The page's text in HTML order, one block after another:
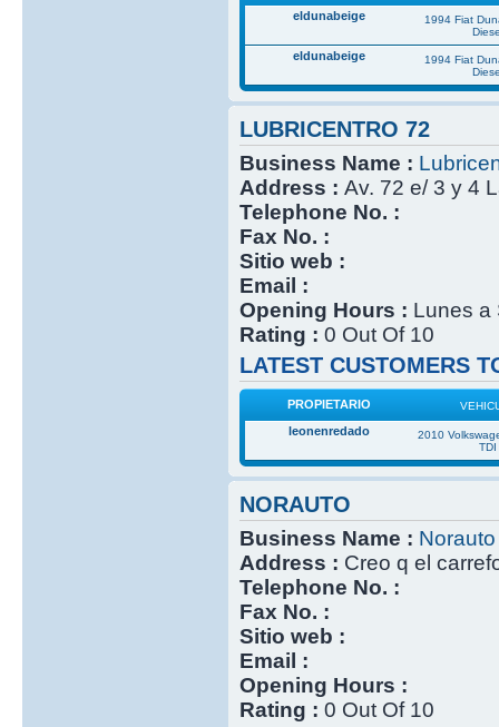
eldunabeige
1994 Fiat
eldunabeige
1994 Fiat
LUBRICENTRO 72
Business Name :
Address : Av. 72 e/ 3 y 4
Telephone No. :
Fax No. :
Sitio web :
Email :
Opening Hours : Lunes a
Rating : 0 Out Of 10
LATEST CUSTOMERS
PROPIETARIO
leonenredado
2010
TDI
NORAUTO
Business Name : Norauto
Address : Creo q el
Telephone No. :
Fax No. :
Sitio web :
Email :
Opening Hours :
Rating : 0 Out Of 10